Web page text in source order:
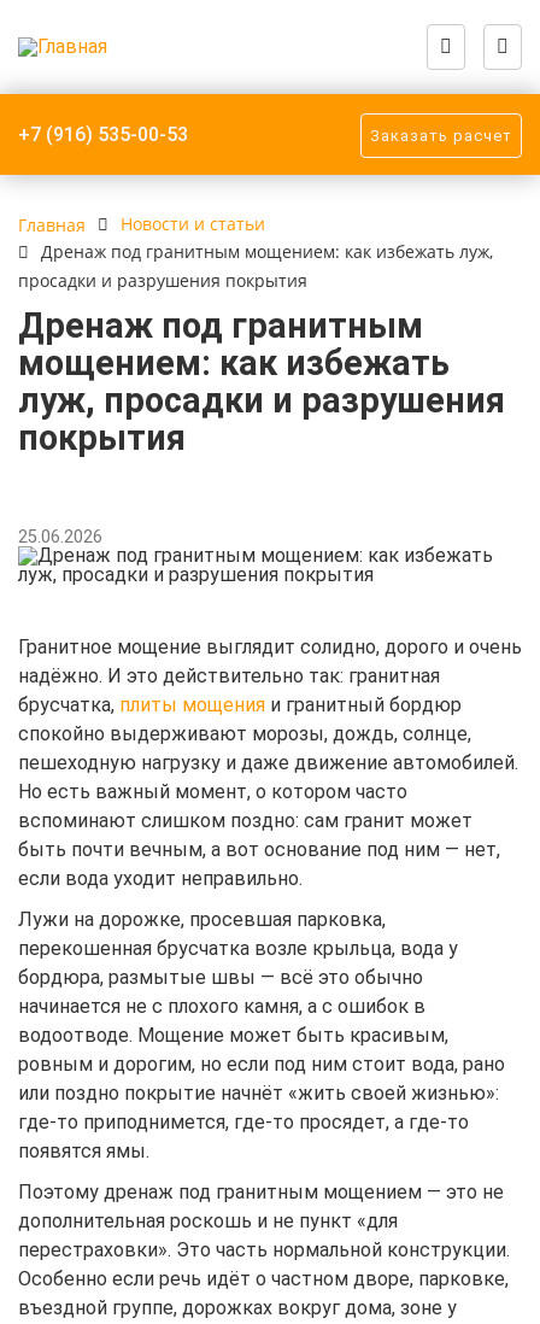
+7 (916) 535-00-53 Заказать расчет
О компании
О компании
Фотогалерея
Видеогалерея
Документация
Назад
Документация
ГОСТЫ
Реквизиты
Каталог
Бордюр
Брусчатка
Месторождения
Назад
Месторождения
Западно-
(Розовато-
Варламов
Сибирское
(Серый гранит)
Южно-
гранит)
Плита мощения
Плита облицовки
Главная
Новости и статьи
Дренаж под гранитным мощением: как избежать луж,
просадки и разрушения покрытия
Дренаж под гранитным
мощением: как избежать
луж, просадки и разрушения
покрытия
25.06.2026
Гранитное мощение выглядит солидно, дорого и очень
надёжно. И это действительно так: гранитная
брусчатка, плиты мощения и гранитный бордюр
спокойно выдерживают морозы, дождь, солнце,
пешеходную нагрузку и даже движение автомобилей.
Но есть важный момент, о котором часто
вспоминают слишком поздно: сам гранит может
быть почти вечным, а вот основание под ним — нет,
если вода уходит неправильно.
Лужи на дорожке, просевшая парковка,
перекошенная брусчатка возле крыльца, вода у
бордюра, размытые швы — всё это обычно
начинается не с плохого камня, а с ошибок в
водоотводе. Мощение может быть красивым,
ровным и дорогим, но если под ним стоит вода, рано
или поздно покрытие начнёт «жить своей жизнью»:
где-то приподнимется, где-то просядет, а где-то
появятся ямы.
Поэтому дренаж под гранитным мощением — это не
дополнительная роскошь и не пункт «для
перестраховки». Это часть нормальной конструкции.
Особенно если речь идёт о частном дворе, парковке,
въездной группе, дорожках вокруг дома, зоне у